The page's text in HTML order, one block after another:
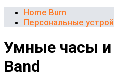
Home Burn
Персональные
Умные часы
Band